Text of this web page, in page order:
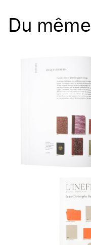
Du même